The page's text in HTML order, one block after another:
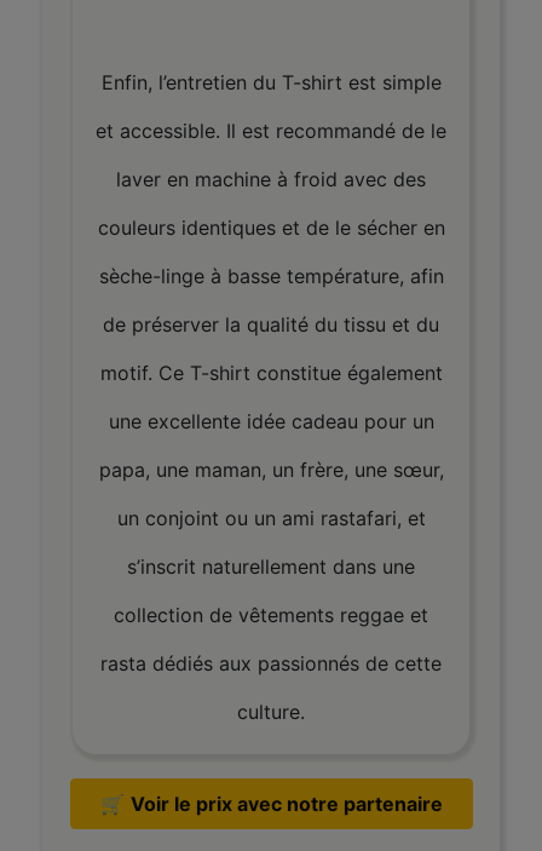
Enfin, l’entretien du T-shirt est simple
et accessible. Il est recommandé de le
laver en machine à froid avec des
couleurs identiques et de le sécher en
sèche-linge à basse température, afin
de préserver la qualité du tissu et du
motif. Ce T-shirt constitue également
une excellente idée cadeau pour un
papa, une maman, un frère, une sœur,
un conjoint ou un ami rastafari, et
s’inscrit naturellement dans une
collection de vêtements reggae et
rasta dédiés aux passionnés de cette
culture.
🛒 Voir le prix avec notre partenaire